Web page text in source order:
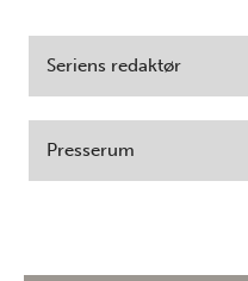
Seriens redaktør
Presserum